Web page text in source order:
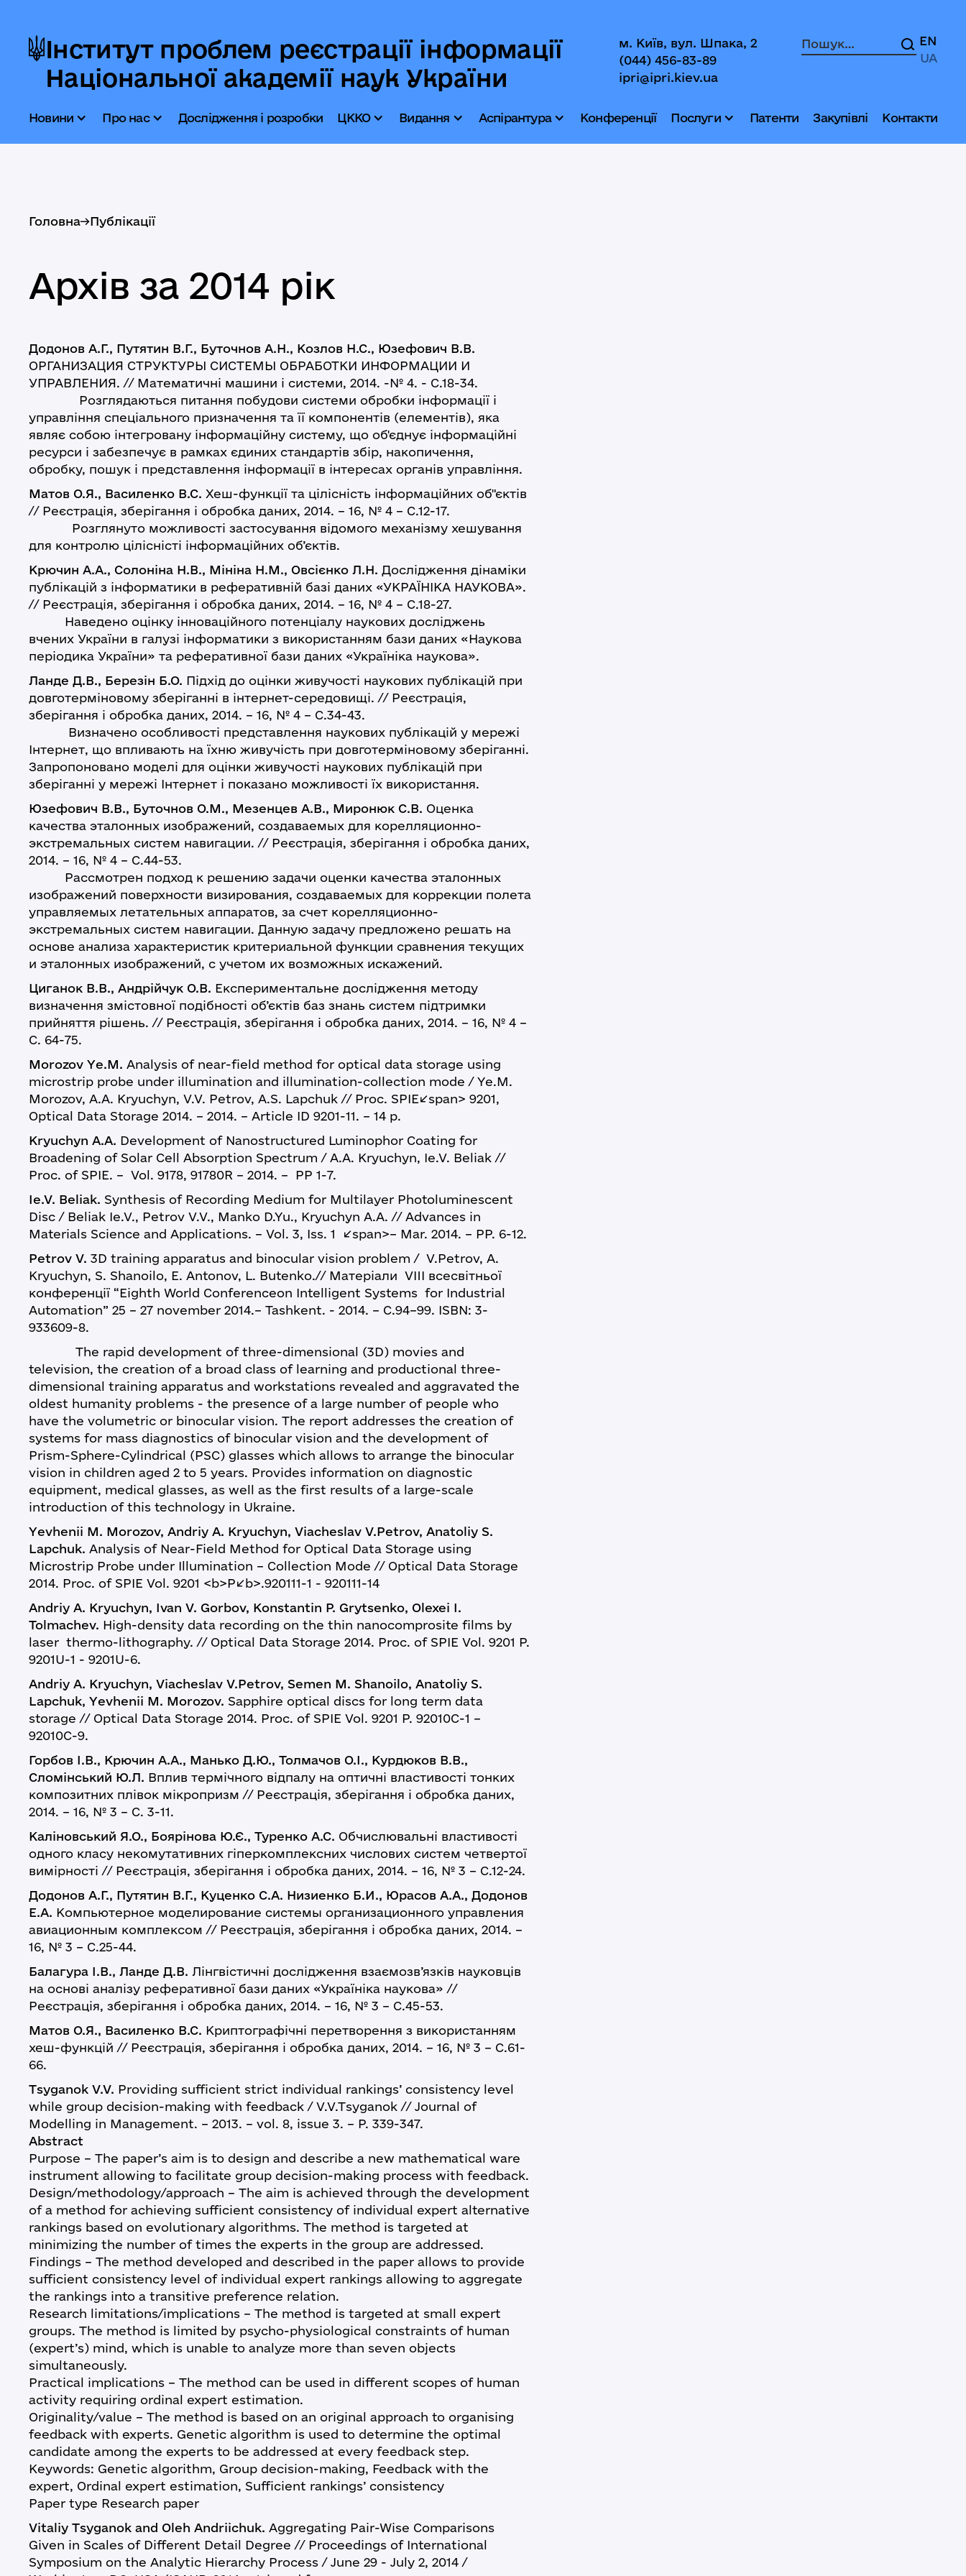
Інститут проблем реєстрації інформації
Національної академії наук України
м. Київ, вул. Шпака, 2
(044) 456-83-89
ipri@ipri.kiev.ua
EN
UA
Новини Про нас Дослідження і розробки ЦККО Видання Аспірантура Конференції Послуги Патенти Закупівлі Контакти
Головна->Публікації
Архів за 2014 рік
Додонов А.Г., Путятин В.Г., Буточнов А.Н., Козлов Н.С., Юзефович В.В.
ОРГАНИЗАЦИЯ СТРУКТУРЫ СИСТЕМЫ ОБРАБОТКИ ИНФОРМАЦИИ И
УПРАВЛЕНИЯ. // Математичні машини і системи, 2014. -№ 4. - С.18-34.
Розглядаються питання побудови системи обробки інформації і
управління спеціального призначення та її компонентів (елементів), яка
являє собою інтегровану інформаційну систему, що об'єднує інформаційні
ресурси і забезпечує в рамках єдиних стандартів збір, накопичення,
обробку, пошук і представлення інформації в інтересах органів управління.
Матов О.Я., Василенко В.С. Хеш-функції та цілісність інформаційних об"єктів
// Реєстрація, зберігання і обробка даних, 2014. – 16, № 4 – С.12-17.
Розглянуто можливості застосування відомого механізму хешування
для контролю цілісністі інформаційних об’єктів.
Крючин А.А., Солоніна Н.В., Мініна Н.М., Овсієнко Л.Н. Дослідження дінаміки
публікацій з інформатики в реферативній базі даних «УКРАЇНІКА НАУКОВА».
// Реєстрація, зберігання і обробка даних, 2014. – 16, № 4 – С.18-27.
Наведено оцінку інноваційного потенціалу наукових досліджень
вчених України в галузі інформатики з використанням бази даних «Наукова
періодика України» та реферативної бази даних «Україніка наукова».
Ланде Д.В., Березін Б.О. Підхід до оцінки живучості наукових публікацій при
довготерміновому зберіганні в інтернет-середовищі. // Реєстрація,
зберігання і обробка даних, 2014. – 16, № 4 – С.34-43.
Визначено особливості представлення наукових публікацій у мережі
Інтернет, що впливають на їхню живучість при довготерміновому зберіганні.
Запропоновано моделі для оцінки живучості наукових публікацій при
зберіганні у мережі Інтернет і показано можливості їх використання.
Юзефович В.В., Буточнов О.М., Мезенцев А.В., Миронюк С.В. Оценка
качества эталонных изображений, создаваемых для корелляционно-
экстремальных систем навигации. // Реєстрація, зберігання і обробка даних,
2014. – 16, № 4 – С.44-53.
Рассмотрен подход к решению задачи оценки качества эталонных
изображений поверхности визирования, создаваемых для коррекции полета
управляемых летательных аппаратов, за счет корелляционно-
экстремальных систем навигации. Данную задачу предложено решать на
основе анализа характеристик критериальной функции сравнения текущих
и эталонных изображений, с учетом их возможных искажений.
Циганок В.В., Андрійчук О.В. Експериментальне дослідження методу
визначення змістовної подібності об’єктів баз знань систем підтримки
прийняття рішень. // Реєстрація, зберігання і обробка даних, 2014. – 16, № 4 –
С. 64-75.
Morozov Ye.M. Analysis of near-field method for optical data storage using
microstrip probe under illumination and illumination-collection mode / Ye.M.
Morozov, A.A. Kryuchyn, V.V. Petrov, A.S. Lapchuk // Proc. SPIE</span> 9201,
Optical Data Storage 2014. – 2014. – Article ID 9201-11. – 14 p.
Kryuchyn A.A. Development of Nanostructured Luminophor Coating for
Broadening of Solar Cell Absorption Spectrum / A.A. Kryuchyn, Ie.V. Beliak //
Proc. of SPIE. – Vol. 9178, 91780R – 2014. – PP 1-7.
Ie.V. Beliak. Synthesis of Recording Medium for Multilayer Photoluminescent
Disc / Beliak Ie.V., Petrov V.V., Manko D.Yu., Kryuchyn A.A. // Advances in
Materials Science and Applications. – Vol. 3, Iss. 1 </span>– Mar. 2014. – PP. 6-12.
Petrov V. 3D training apparatus and binocular vision problem / V.Petrov, A.
Kryuchyn, S. Shanoilo, E. Antonov, L. Butenko.// Матеріали VIII всесвітньої
конференції “Eighth World Conferenceon Intelligent Systems for Industrial
Automation” 25 – 27 november 2014.– Tashkent. - 2014. – С.94–99. ISBN: 3-
933609-8.
The rapid development of three-dimensional (3D) movies and
television, the creation of a broad class of learning and productional three-
dimensional training apparatus and workstations revealed and aggravated the
oldest humanity problems - the presence of a large number of people who
have the volumetric or binocular vision. The report addresses the creation of
systems for mass diagnostics of binocular vision and the development of
Prism-Sphere-Cylindrical (PSC) glasses which allows to arrange the binocular
vision in children aged 2 to 5 years. Provides information on diagnostic
equipment, medical glasses, as well as the first results of a large-scale
introduction of this technology in Ukraine.
Yevhenii M. Morozov, Andriy A. Kryuchyn, Viacheslav V.Petrov, Anatoliy S.
Lapchuk. Analysis of Near-Field Method for Optical Data Storage using
Microstrip Probe under Illumination – Collection Mode // Optical Data Storage
2014. Proc. of SPIE Vol. 9201 <b>P</b>.920111-1 - 920111-14
Andriy A. Kryuchyn, Ivan V. Gorbov, Konstantin P. Grytsenko, Olexei I.
Tolmachev. High-density data recording on the thin nanocomprosite films by
laser thermo-lithography. // Optical Data Storage 2014. Proc. of SPIE Vol. 9201 P.
9201U-1 - 9201U-6.
Andriy A. Kryuchyn, Viacheslav V.Petrov, Semen M. Shanoilo, Anatoliy S.
Lapchuk, Yevhenii M. Morozov. Sapphire optical discs for long term data
storage // Optical Data Storage 2014. Proc. of SPIE Vol. 9201 P. 92010C-1 –
92010C-9.
Горбов І.В., Крючин А.А., Манько Д.Ю., Толмачов О.І., Курдюков В.В.,
Сломінський Ю.Л. Вплив термічного відпалу на оптичні властивості тонких
композитних плівок мікропризм // Реєстрація, зберігання і обробка даних,
2014. – 16, № 3 – С. 3-11.
Каліновський Я.О., Боярінова Ю.Є., Туренко А.С. Обчислювальні властивості
одного класу некомутативних гіперкомплексних числових систем четвертої
вимірності // Реєстрація, зберігання і обробка даних, 2014. – 16, № 3 – С.12-24.
Додонов А.Г., Путятин В.Г., Куценко С.А. Низиенко Б.И., Юрасов А.А., Додонов
Е.А. Компьютерное моделирование системы организационного управления
авиационным комплексом // Реєстрація, зберігання і обробка даних, 2014. –
16, № 3 – С.25-44.
Балагура І.В., Ланде Д.В. Лінгвістичні дослідження взаємозв’язків науковців
на основі аналізу реферативної бази даних «Україніка наукова» //
Реєстрація, зберігання і обробка даних, 2014. – 16, № 3 – С.45-53.
Матов О.Я., Василенко В.С. Криптографічні перетворення з використанням
хеш-функцій // Реєстрація, зберігання і обробка даних, 2014. – 16, № 3 – С.61-
66.
Tsyganok V.V. Providing sufficient strict individual rankings’ consistency level
while group decision-making with feedback / V.V.Tsyganok // Journal of
Modelling in Management. – 2013. – vol. 8, issue 3. – P. 339-347.
Abstract
Purpose – The paper’s aim is to design and describe a new mathematical ware
instrument allowing to facilitate group decision-making process with feedback.
Design/methodology/approach – The aim is achieved through the development
of a method for achieving sufficient consistency of individual expert alternative
rankings based on evolutionary algorithms. The method is targeted at
minimizing the number of times the experts in the group are addressed.
Findings – The method developed and described in the paper allows to provide
sufficient consistency level of individual expert rankings allowing to aggregate
the rankings into a transitive preference relation.
Research limitations/implications – The method is targeted at small expert
groups. The method is limited by psycho-physiological constraints of human
(expert’s) mind, which is unable to analyze more than seven objects
simultaneously.
Practical implications – The method can be used in different scopes of human
activity requiring ordinal expert estimation.
Originality/value – The method is based on an original approach to organising
feedback with experts. Genetic algorithm is used to determine the optimal
candidate among the experts to be addressed at every feedback step.
Keywords: Genetic algorithm, Group decision-making, Feedback with the
expert, Ordinal expert estimation, Sufficient rankings’ consistency
Paper type Research paper
Vitaliy Tsyganok and Oleh Andriichuk. Aggregating Pair-Wise Comparisons
Given in Scales of Different Detail Degree // Proceedings of International
Symposium on the Analytic Hierarchy Process / June 29 - July 2, 2014 /